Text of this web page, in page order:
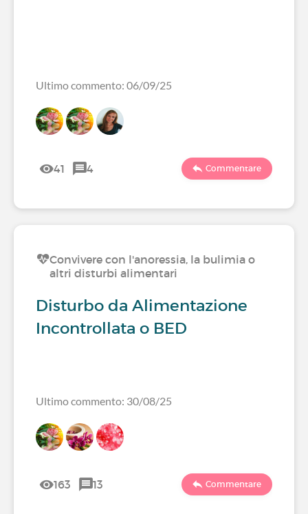
Ultimo commento: 06/09/25
41 4 Commentare
Convivere con l'anoressia, la bulimia o
altri disturbi alimentari
Disturbo da Alimentazione
Incontrollata o BED
Ultimo commento: 30/08/25
163 13 Commentare